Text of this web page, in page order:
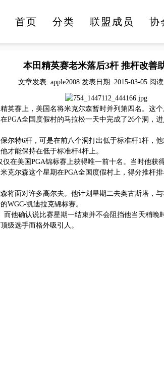
首页 分类
智能家电 医疗健康 文化旅
联盟成员 协
本田精英赛老米落后3杆 推杆改善
文章发表: apple2008 发表日期: 2015-03-05 阅
赛上，美国名将米克尔森暂时并列第四名。这
PGA全国度假村的马拉松一天中完成了26个洞，
特6杆，可是在前八个洞打出低于标准杆1杆，
才能保持在低于标准杆4杆上。
在美国PGA锦标赛上获得唯一前十名。当时他获
克尔森这个星期在PGA全国度假村上，得分推杆
面对许多高尔夫。他计划星期二去奥古斯塔，与
WGC-凯迪拉克锦标赛。
他确认说比赛星期一结束并不会阻挡他当天稍晚
级选手而格外吸引人。